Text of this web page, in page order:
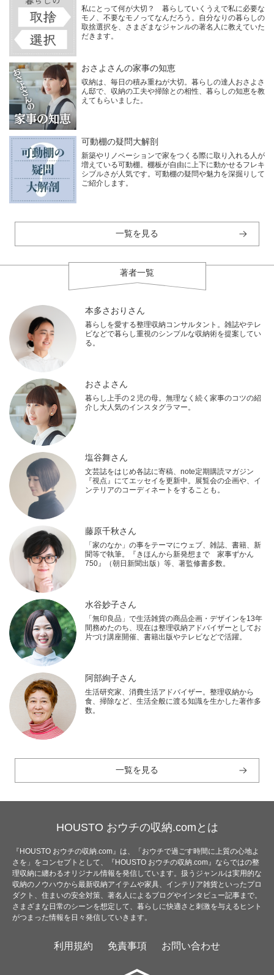
私にとって何が大切？ 暮らしていくうえで私に必要な
モノ、不要なモノってなんだろう。自分なりの暮らしの
取捨選択を、さまざまなジャンルの著名人に教えていた
だきます。
おさよさんの家事の知恵
収納は、毎日の積み重ねが大切。暮らしの達人おさよさ
ん邸で、収納の工夫や掃除との相性、暮らしの知恵を教
えてもらいました。
可動棚の疑問大解剖
新築やリノベーションで家をつくる際に取り入れる人が
増えている可動棚。棚板が自由に上下に動かせるフレキ
シブルさが人気です。可動棚の疑問や魅力を深掘りして
ご紹介します。
一覧を見る
著者一覧
本多さおりさん
暮らしを愛する整理収納コンサルタント。雑誌やテレ
ビなどで暮らし重視のシンプルな収納術を提案してい
る。
おさよさん
暮らし上手の２児の母。無理なく続く家事のコツの紹
介し大人気のインスタグラマー。
塩谷舞さん
文芸誌をはじめ各誌に寄稿、note定期購読マガジン
『視点』にてエッセイを更新中。展覧会の企画や、イ
ンテリアのコーディネートをすることも。
藤原千秋さん
「家のなか」の事をテーマにウェブ、雑誌、書籍、新
聞等で執筆。『きほんから新発想まで 家事ずかん
750』（朝日新聞出版）等、著監修書多数。
水谷妙子さん
「無印良品」で生活雑貨の商品企画・デザインを13年
間務めたのち、現在は整理収納アドバイザーとしてお
片づけ講座開催、書籍出版やテレビなどで活躍。
阿部絢子さん
生活研究家、消費生活アドバイザー。整理収納から
食、掃除など、生活全般に渡る知識を生かした著作多
数。
一覧を見る
HOUSTO おウチの収納.comとは
『HOUSTO おウチの収納.com』は、「おウチで過ごす時間に上質の心地よ
さを」をコンセプトとして、『HOUSTO おウチの収納.com』ならではの整
理収納に纏わるオリジナル情報を発信しています。扱うジャンルは実用的な
収納のノウハウから最新収納アイテムや家具、インテリア雑貨といったプロ
ダクト、住まいの安全対策、著名人によるブログやインタビュー記事まで。
さまざまな日常のシーンを想定して、暮らしに快適さと刺激を与えるヒント
がつまった情報を日々発信していきます。
利用規約 免責事項 お問い合わせ